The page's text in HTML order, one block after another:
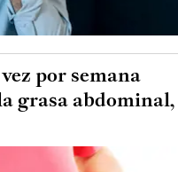
por semana
grasa abdominal,